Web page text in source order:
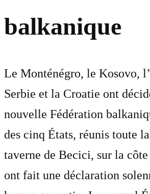
balkanique
Le Monténégro, le Kosovo,
Serbie et la Croatie ont
nouvelle Fédération
des cinq États, réunis toute
taverne de Becici, sur la
ont fait une déclaration